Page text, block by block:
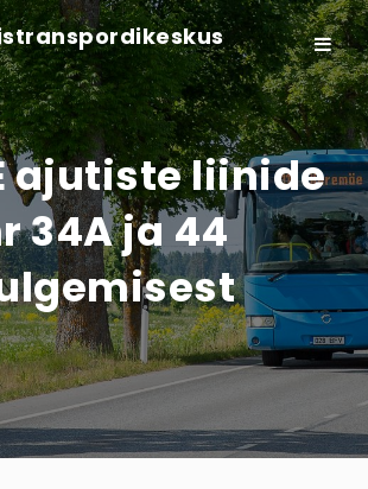
Toggle
ajutiste liinide
34A ja 44